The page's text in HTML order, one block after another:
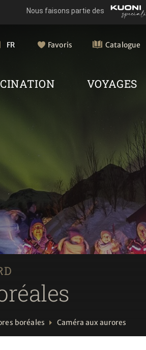
FR Favoris Catalogue
VOYAGES
boréales Caméra aux aurores